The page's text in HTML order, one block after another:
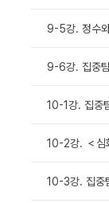
9-5강. 정수
9-6강. 집중
10-1강. 집중
10-2강. ＜심
10-3강. 집중